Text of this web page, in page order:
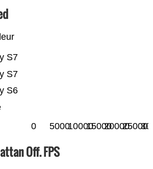
S6
S7
S7
0 500010000150002000025000
Off. FPS